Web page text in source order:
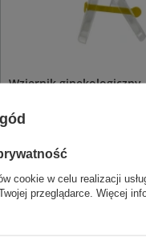
Wziernik ginekologiczny
Wziernik ginekologiczny
Rozmiary XS, S, M, L.
cookie w celu realizacji
przeglądarce. Więcej